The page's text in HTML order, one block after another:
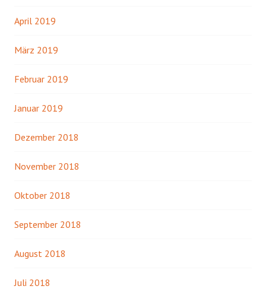
April 2019
März 2019
Februar 2019
Januar 2019
Dezember 2018
November 2018
Oktober 2018
September 2018
August 2018
Juli 2018